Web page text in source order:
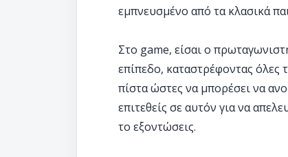
εμπνευσμένο από τα κλασικά
Στο game, είσαι ο
επίπεδο, καταστρέφοντας όλες
πίστα ώστες να μπορέσει να
επιτεθείς σε αυτόν για να
το εξοντώσεις.